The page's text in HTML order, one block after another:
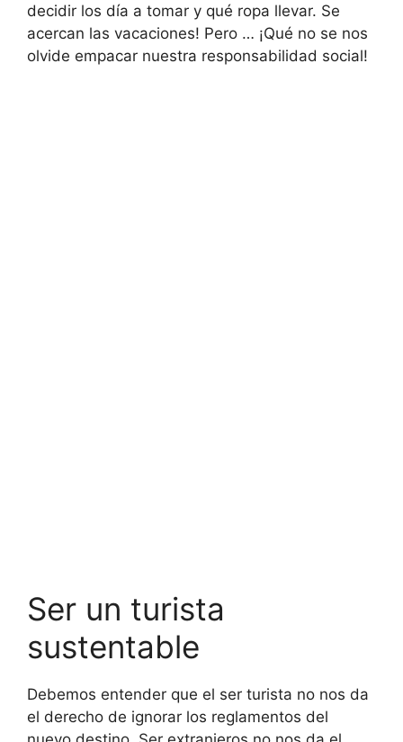
decidir los día a tomar y qué ropa llevar. Se
acercan las vacaciones! Pero … ¡Qué no se nos
olvide empacar nuestra responsabilidad social!
Ser un turista
sustentable
Debemos entender que el ser turista no nos da
el derecho de ignorar los reglamentos del